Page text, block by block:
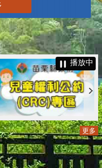
播放中
更多